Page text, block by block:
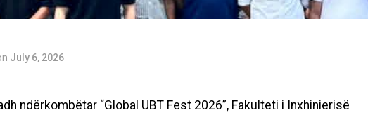
July 6, 2026
ndërkombëtar “Global UBT Fest 2026”, Fakulteti i Inxhinierisë